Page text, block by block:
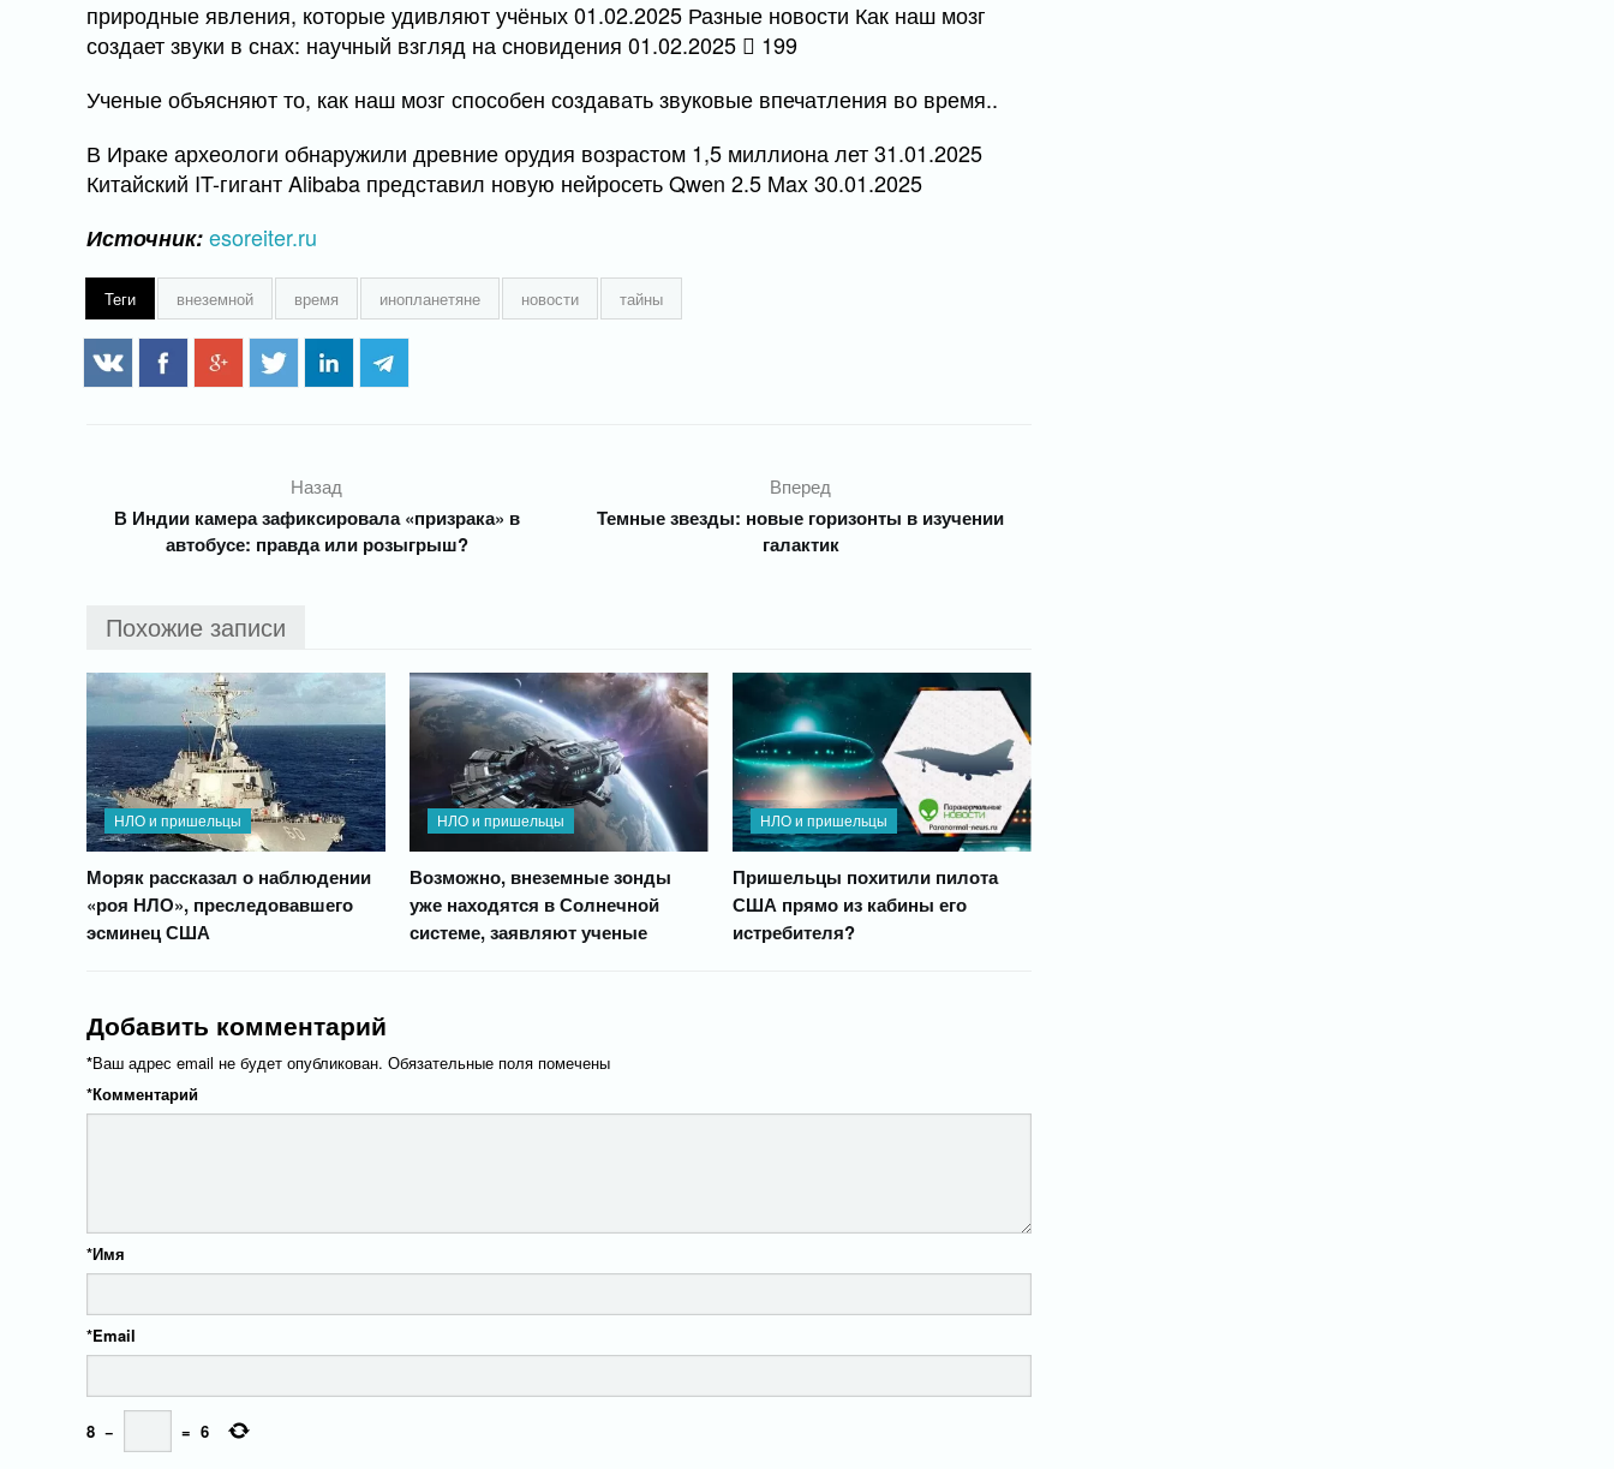
природные явления, которые удивляют учёных 01.02.2025 Разные новости Как наш мозг
создает звуки в снах: научный взгляд на сновидения 01.02.2025
199
Ученые объясняют то, как наш мозг способен создавать звуковые впечатления во время..
В Ираке археологи обнаружили древние орудия возрастом 1,5 миллиона лет 31.01.2025
Китайский IT-гигант Alibaba представил новую нейросеть Qwen 2.5 Max 30.01.2025
Источник:esoreiter.ru
Теги внеземной время инопланетяне новости тайны
Назад
В Индии камера зафиксировала «призрака» в
автобусе: правда или розыгрыш?
Вперед
Темные звезды: новые горизонты в изучении
галактик
Похожие записи
НЛО и пришельцы
Моряк рассказал о наблюдении
«роя НЛО», преследовавшего
эсминец США
НЛО и пришельцы
Возможно, внеземные зонды
уже находятся в Солнечной
системе, заявляют ученые
НЛО и пришельцы
Пришельцы похитили пилота
США прямо из кабины его
истребителя?
Добавить комментарий
Ваш адрес email не будет опубликован. Обязательные поля помечены
*
Комментарий
*
Имя
*
Email
*
8 − = 6